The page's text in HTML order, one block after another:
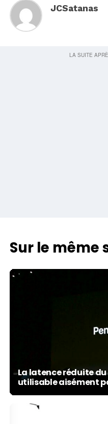
JCSatanas
Sur le même
La latence réduite
utilisable aisément